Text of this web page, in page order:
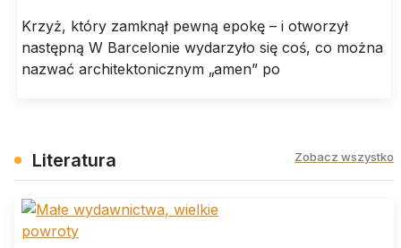
Krzyż, który zamknął pewną epokę – i otworzył
następną W Barcelonie wydarzyło się coś, co można
nazwać architektonicznym „amen” po
Literatura Zobacz wszystko